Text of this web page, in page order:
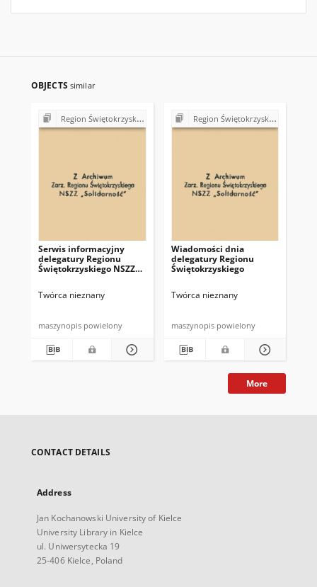
OBJECTS similar
Region Świętokrzyski NSZZ "Solidarność". Delegatura Starachowice
Serwis informacyjny
delegatury Regionu
Świętokrzyskiego NSZZ
Twórca nieznany
maszynopis powielony
Region Świętokrzyski NSZZ "Solidarność". Delegatura Starachowice
Wiadomości dnia
delegatury Regionu
Świętokrzyskiego
Twórca nieznany
maszynopis powielony
More
CONTACT DETAILS
Address
Jan Kochanowski University of Kielce
University Library in Kielce
ul. Uniwersytecka 19
25-406 Kielce, Poland